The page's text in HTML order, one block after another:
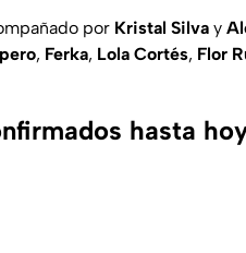
por Kristal Silva y
, Ferka, Lola Cortés, Flor
hasta